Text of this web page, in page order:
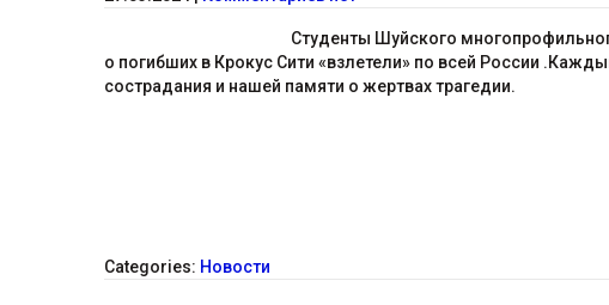
Студенты Шуйского
о погибших в Крокус Сити «взлетели» по всей России
сострадания и нашей памяти о жертвах трагедии.
Categories: Новости